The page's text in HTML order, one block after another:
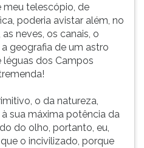
meu telescópio, de
poderia avistar além, no
neves, os canais, o
geografia de um astro
léguas dos Campos
o da natureza,
sua máxima potência da
do olho, portanto, eu,
o incivilizado, porque